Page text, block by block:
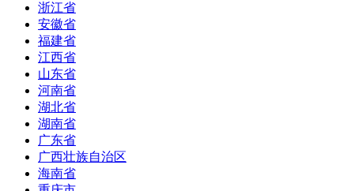
浙江省
安徽省
福建省
江西省
山东省
河南省
湖北省
湖南省
广东省
广西壮族自治区
海南省